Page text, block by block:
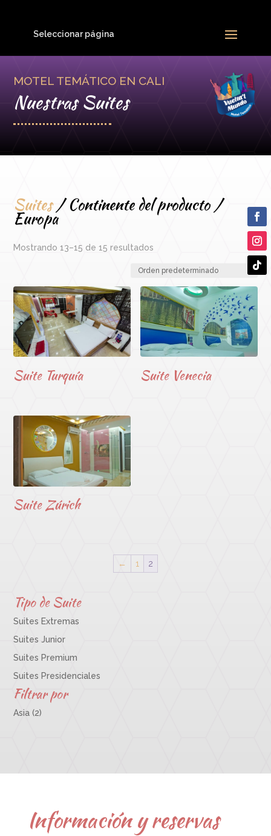
Seleccionar página
MOTEL TEMÁTICO EN CALI
Nuestras Suites
Suites/ Continente del producto /
Europa
Mostrando 13–15 de 15 resultados
Suite Turquía Suite Venecia
Suite Zúrich
← 1 2
Tipo de Suite
Suites Extremas
Suites Junior
Suites Premium
Suites Presidenciales
Filtrar por
Asia (2)
Información y reservas